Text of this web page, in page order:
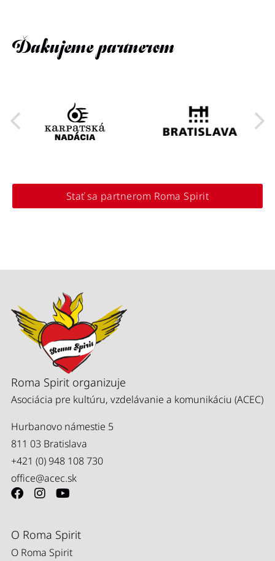
Ďakujeme partnerom
Stať sa partnerom Roma Spirit
Roma Spirit organizuje
Asociácia pre kultúru, vzdelávanie a komunikáciu (ACEC)
Hurbanovo námestie 5
811 03 Bratislava
+421 (0) 948 108 730
office@acec.sk
O Roma Spirit
O Roma Spirit